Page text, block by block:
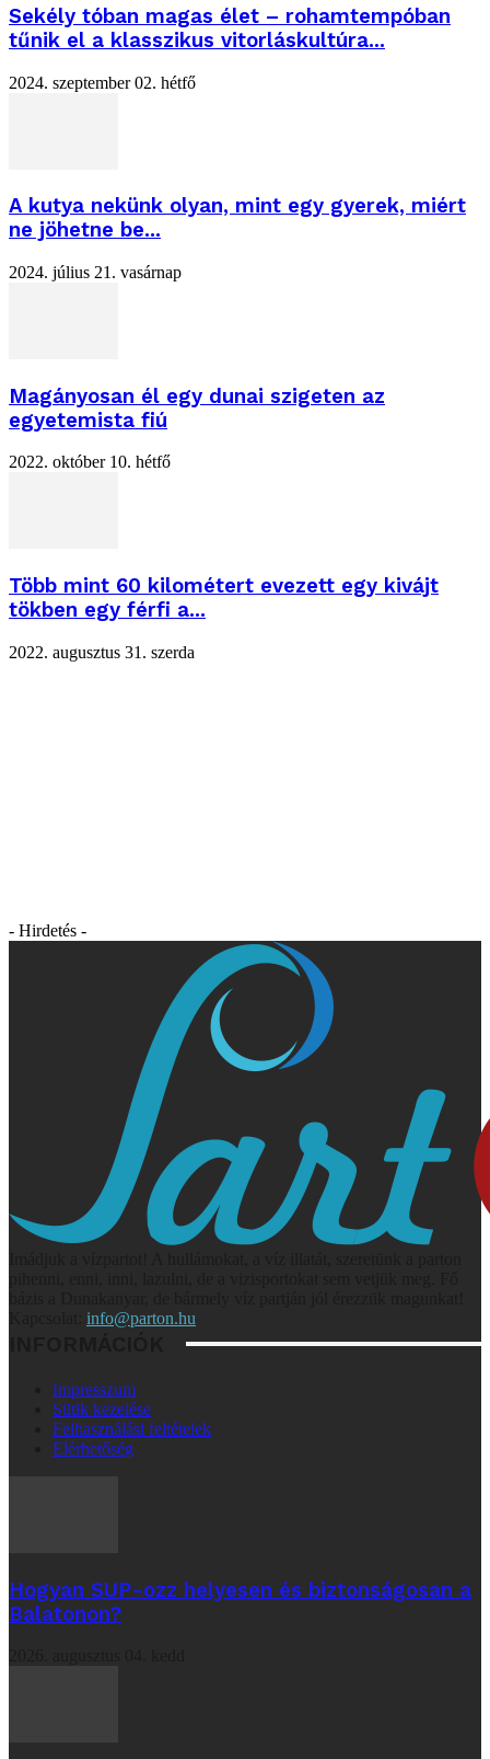
Sekély tóban magas élet – rohamtempóban
tűnik el a klasszikus vitorláskultúra...
2024. szeptember 02. hétfő
A kutya nekünk olyan, mint egy gyerek, miért
ne jöhetne be...
2024. július 21. vasárnap
Magányosan él egy dunai szigeten az
egyetemista fiú
2022. október 10. hétfő
Több mint 60 kilométert evezett egy kivájt
tökben egy férfi a...
2022. augusztus 31. szerda
- Hirdetés -
info@parton.hu
Impresszum
Sütik kezelése
Felhasználási feltételek
Elérhetőség
Hogyan SUP-ozz helyesen és biztonságosan a
Balatonon?